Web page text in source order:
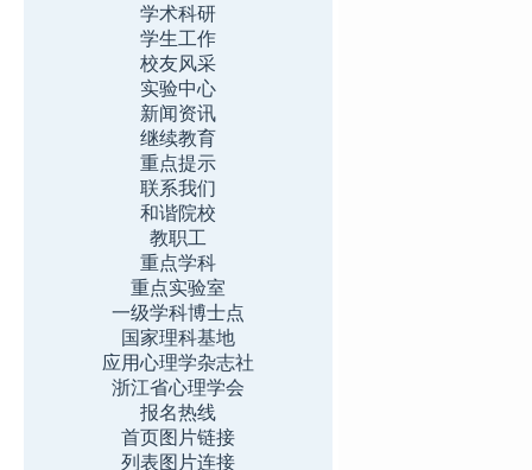
学术科研
学生工作
校友风采
实验中心
新闻资讯
继续教育
重点提示
联系我们
和谐院校
教职工
重点学科
重点实验室
一级学科博士点
国家理科基地
应用心理学杂志社
浙江省心理学会
报名热线
首页图片链接
列表图片连接